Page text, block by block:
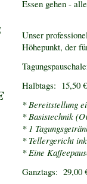
Essen gehen -
Unser
Höhepunkt, der
Halbtags: 15,50
* Bereitstellung
* Basistechnik
* 1
* Tellergericht
* Eine
Ganztags: 29,00